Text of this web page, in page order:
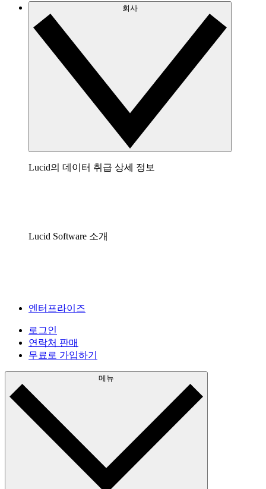
회사
Lucid의 데이터 취급 상세 정보
Lucid Software 소개
엔터프라이즈
로그인
연락처 판매
무료로 가입하기
메뉴